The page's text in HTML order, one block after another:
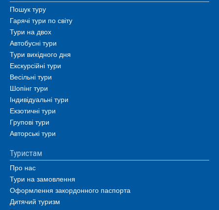
Пошук туру
Гарячі тури по світу
Тури на двох
Автобусні тури
Тури вихідного дня
Екскурсійні тури
Весільні тури
Шопінг тури
Індивідуальні тури
Екзотичні тури
Групові тури
Авторські тури
Туристам
Про нас
Тури на замовлення
Оформлення закордонного паспорта
Дитячий туризм